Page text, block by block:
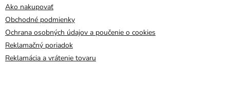
Ako nakupovať
Obchodné podmienky
Ochrana osobných údajov a poučenie o cookies
Reklamačný poriadok
Reklamácia a vrátenie tovaru